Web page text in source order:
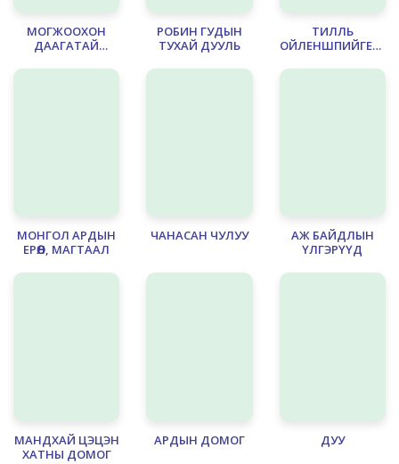
МОГЖООХОН
ДААГАТАЙ
РОБИН ГУДЫН
ТУХАЙ ДУУЛЬ
ТИЛЛЬ
- 2
МОНГОЛ АРДЫН
ЕРӨӨЛ, МАГТААЛ
ЧАНАСАН ЧУЛУУ
АЖ БАЙДЛЫН
ҮЛГЭРҮҮД
МАНДХАЙ ЦЭЦЭН
ХАТНЫ ДОМОГ
АРДЫН ДОМОГ ДУУ